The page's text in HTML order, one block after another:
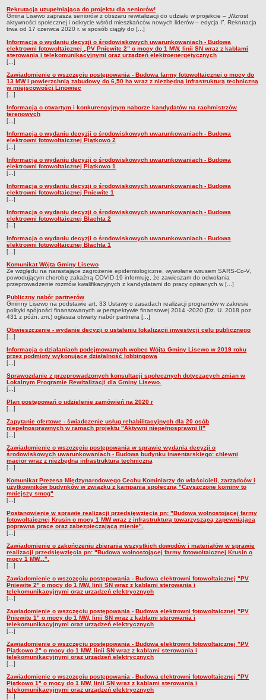
Gminna Komisja Rozwiązywania Problemów Alkoholowych
Raport o stanie Gminy
Rejestr instytucji kultury
Regulamin akcji konkursowej typu krzyżówka
Wójt
Urząd gminy
Zadania publiczne
Stan zatrudnienia
Ochrona danych osobowych
RADA GMINY
Posiedzenia
Skład Rady
Projekty uchwał
Uchwały
Uchwały archiwum
Protokoły
Deklaracje
Ogłoszenia
Oświadczenia
Interpelacje
Wzory, druki
Wybory uzupełniające
GOSPODARKA ODPADAMI KOMUNALNYMI
Analiza stanu gospodarki odpadami komunalnymi
OŚWIATA
Podstawowa kwota dotacji dla przedszkoli
Rejestry, ewidencje i archiwa
Elektroniczna Skrzynka Podawcza
Udostępnianie informacji publicznej
Urząd Stanu Cywilnego
Ewidencja ludności i dowody osobiste
Podatki
Pomoc społeczna
Centralna Ewidencja i Informacja o Działalności Gospodarczej
Gospodarka komunalna
Rekrutacja uzupełniająca do projektu dla seniorów!
Gmina Lisewo zaprasza seniorów z obszaru rewitalizacji do udziału w projekcie – „Wzrost
aktywności społecznej i odkrycie wśród mieszkańców nowych liderów – edycja I”. Rekrutacja
trwa od 17 czerwca 2020 r. w sposób ciągły do [...]
Informacja o wydaniu decyzji o środowiskowych uwarunkowaniach - Budowa
elektrowni fotowoltaicznej „PV Pniewite 2” o mocy do 1 MW, linii SN wraz z kablami
sterowania i telekomunikacyjnymi oraz urządzeń elektroenergetycznych
[...]
Zawiadomienie o wszczęciu postępowania - Budowa farmy fotowoltaicznej o mocy do
13 MW i powierzchnią zabudowy do 6,50 ha wraz z niezbędną infrastrukturą techniczną
w miejscowości Linowiec
[...]
Informacja o otwartym i konkurencyjnym naborze kandydatów na rachmistrzów
terenowych
[...]
Informacja o wydaniu decyzji o środowiskowych uwarunkowaniach - Budowa
elektrowni fotowoltaicznej Piątkowo 2
[...]
Informacja o wydaniu decyzji o środowiskowych uwarunkowaniach - Budowa
elektrowni fotowoltaicznej Piątkowo 1
[...]
Informacja o wydaniu decyzji o środowiskowych uwarunkowaniach - Budowa
elektrowni fotowoltaicznej Pniewite 1
[...]
Informacja o wydaniu decyzji o środowiskowych uwarunkowaniach - Budowa
elektrowni fotowoltaicznej Błachta 2
[...]
Informacja o wydaniu decyzji o środowiskowych uwarunkowaniach - Budowa
elektrowni fotowoltaicznej Błachta 1
[...]
Komunikat Wójta Gminy Lisewo
Ze względu na narastające zagrożenie epidemiologiczne, wywołane wirusem SARS-Co-V,
powodującym chorobę zakaźną COVID-19 informuję, że zawieszam do odwołania
przeprowadzenie rozmów kwalifikacyjnych z kandydatami do pracy opisanych w [...]
Publiczny nabór partnerów
Gminny Lisewo na podstawie art. 33 Ustawy o zasadach realizacji programów w zakresie
polityki spójności finansowanych w perspektywie finansowej 2014 -2020 (Dz. U. 2018 poz.
431 z późn. zm.) ogłasza otwarty nabór partnera [...]
Obwieszczenie - wydanie decyzji o ustaleniu lokalizacji inwestycji celu publicznego
[...]
Informacja o działaniach podejmowanych wobec Wójta Gminy Lisewo w 2019 roku
przez podmioty wykonujące działalność lobbingową
[...]
Sprawozdanie z przeprowadzonych konsultacji społecznych dotyczących zmian w
Lokalnym Programie Rewitalizacji dla Gminy Lisewo.
[...]
Plan postępowań o udzielenie zamówień na 2020 r
[...]
Zapytanie ofertowe - świadczenie usług rehabilitacyjnych dla 20 osób
niepełnosprawnych w ramach projektu "Aktywni niepełnosprawni II"
[...]
Zawiadomienie o wszczęciu postępowania w sprawie wydania decyzji o
środowiskowych uwarunkowaniach - Budowa budynku inwentarskiego: chlewni
macior wraz z niezbędną infrastrukturą techniczną
[...]
Komunikat Prezesa Międzynarodowego Cechu Kominiarzy do właścicieli, zarządców i
użytkowników budynków w związku z kampanią społeczną "Czyszczone kominy to
mniejszy smog"
[...]
Postanowienie w sprawie realizacji przedsięwzięcia pn: "Budowa wolnostojącej farmy
fotowoltaicznej Krusin o mocy 1 MW wraz z infrastrukturą towarzyszącą zapewniającą
poprawna pracę oraz zabezpieczającą mienie".
[...]
Zawiadomienie o zakończeniu zbierania wszystkich dowodów i materiałów w sprawie
realizacji przedsięwzięcia pn: "Budowa wolnostojącej farmy fotowoltaicznej Krusin o
mocy 1 MW...".
[...]
Zawiadomienie o wszczęciu postępowania - Budowa elektrowni fotowoltaicznej "PV
Pniewite 2" o mocy do 1 MW, linii SN wraz z kablami sterowania i
telekomunikacyjnymi oraz urządzeń elektrycznych
[...]
Zawiadomienie o wszczęciu postępowania - Budowa elektrowni fotowoltaicznej "PV
Pniewite 1" o mocy do 1 MW, linii SN wraz z kablami sterowania i
telekomunikacyjnymi oraz urządzeń elektrycznych
[...]
Zawiadomienie o wszczęciu postępowania - Budowa elektrowni fotowoltaicznej "PV
Piątkowo 2" o mocy do 1 MW, linii SN wraz z kablami sterowania i
telekomunikacyjnymi oraz urządzeń elektrycznych
[...]
Zawiadomienie o wszczęciu postępowania - Budowa elektrowni fotowoltaicznej "PV
Piątkowo 1" o mocy do 1 MW, linii SN wraz z kablami sterowania i
telekomunikacyjnymi oraz urządzeń elektrycznych
[...]